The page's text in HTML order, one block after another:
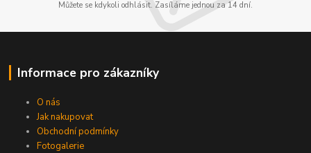
Můžete se kdykoli odhlásit. Zasíláme jednou za 14 dní.
Informace pro zákazníky
O nás
Jak nakupovat
Obchodní podmínky
Fotogalerie